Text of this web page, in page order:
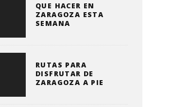
QUE HACER EN
ZARAGOZA ESTA
SEMANA
RUTAS PARA
DISFRUTAR DE
ZARAGOZA A PIE